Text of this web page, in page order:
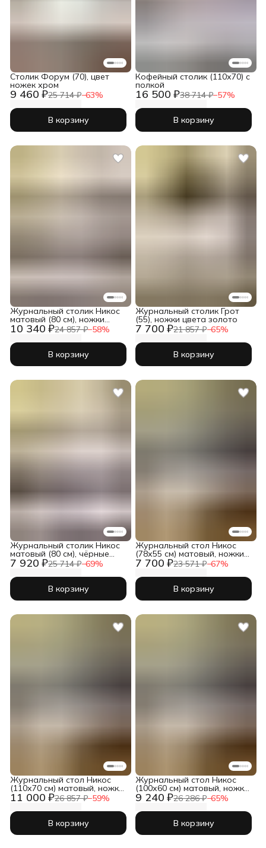
9 460 ₽25 714 ₽−63%
Столик Форум (70), цвет
ножек хром
В корзину
16 500 ₽38 714 ₽−57%
Кофейный столик (110х70) с
полкой
В корзину
10 340 ₽24 857 ₽−58%
Журнальный столик Никос
матовый (80 см), ножки
хром
В корзину
7 700 ₽21 857 ₽−65%
Журнальный столик Грот
(55), ножки цвета золото
В корзину
7 920 ₽25 714 ₽−69%
Журнальный столик Никос
матовый (80 см), чёрные
ножки
В корзину
7 700 ₽23 571 ₽−67%
Журнальный стол Никос
(78х55 см) матовый, ножки
серебро
В корзину
11 000 ₽26 857 ₽−59%
Журнальный стол Никос
(110х70 см) матовый, ножки
серебро
В корзину
9 240 ₽26 286 ₽−65%
Журнальный стол Никос
(100х60 см) матовый, ножки
серебро
В корзину